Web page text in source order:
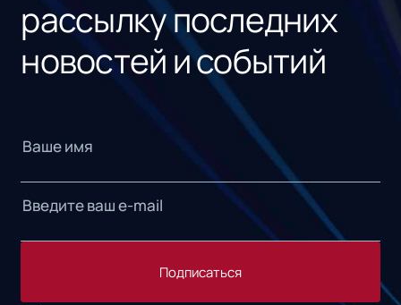
рассылку последних
новостей и событий
Подписаться